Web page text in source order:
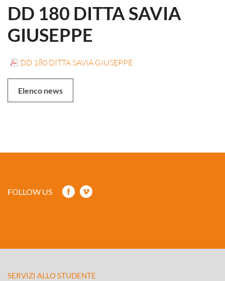
DD 180 DITTA SAVIA
GIUSEPPE
DD 180 DITTA SAVIA GIUSEPPE
Elenco news
FOLLOW US
SERVIZI ALLO STUDENTE